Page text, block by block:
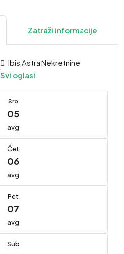
Zatraži informacije
Ibis Astra Nekretnine
Svi oglasi
Sre
05
avg
Čet
06
avg
Pet
07
avg
Sub